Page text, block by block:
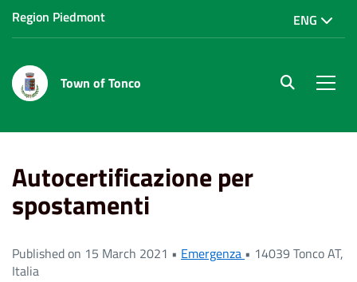
Region Piedmont ENG
Town of Tonco site.searc
Autocertificazione per
spostamenti
Published on 15 March 2021 • Emergenza • 14039 Tonco AT,
Italia